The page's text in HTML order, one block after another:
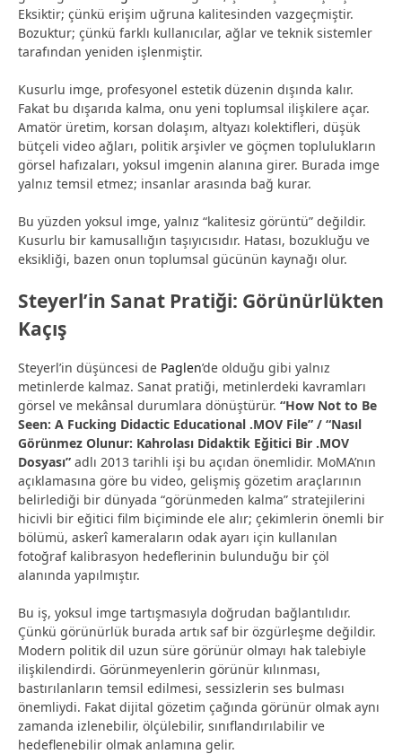
Eksiktir; çünkü erişim uğruna kalitesinden vazgeçmiştir.
Bozuktur; çünkü farklı kullanıcılar, ağlar ve teknik sistemler
tarafından yeniden işlenmiştir.
Kusurlu imge, profesyonel estetik düzenin dışında kalır.
Fakat bu dışarıda kalma, onu yeni toplumsal ilişkilere açar.
Amatör üretim, korsan dolaşım, altyazı kolektifleri, düşük
bütçeli video ağları, politik arşivler ve göçmen toplulukların
görsel hafızaları, yoksul imgenin alanına girer. Burada imge
yalnız temsil etmez; insanlar arasında bağ kurar.
Bu yüzden yoksul imge, yalnız “kalitesiz görüntü” değildir.
Kusurlu bir kamusallığın taşıyıcısıdır. Hatası, bozukluğu ve
eksikliği, bazen onun toplumsal gücünün kaynağı olur.
Steyerl’in Sanat Pratiği: Görünürlükten
Kaçış
Steyerl’in düşüncesi de Paglen’de olduğu gibi yalnız
metinlerde kalmaz. Sanat pratiği, metinlerdeki kavramları
görsel ve mekânsal durumlara dönüştürür. “How Not to Be
Seen: A Fucking Didactic Educational .MOV File” / “Nasıl
Görünmez Olunur: Kahrolası Didaktik Eğitici Bir .MOV
Dosyası” adlı 2013 tarihli işi bu açıdan önemlidir. MoMA’nın
açıklamasına göre bu video, gelişmiş gözetim araçlarının
belirlediği bir dünyada “görünmeden kalma” stratejilerini
hicivli bir eğitici film biçiminde ele alır; çekimlerin önemli bir
bölümü, askerî kameraların odak ayarı için kullanılan
fotoğraf kalibrasyon hedeflerinin bulunduğu bir çöl
alanında yapılmıştır.
Bu iş, yoksul imge tartışmasıyla doğrudan bağlantılıdır.
Çünkü görünürlük burada artık saf bir özgürleşme değildir.
Modern politik dil uzun süre görünür olmayı hak talebiyle
ilişkilendirdi. Görünmeyenlerin görünür kılınması,
bastırılanların temsil edilmesi, sessizlerin ses bulması
önemliydi. Fakat dijital gözetim çağında görünür olmak aynı
zamanda izlenebilir, ölçülebilir, sınıflandırılabilir ve
hedeflenebilir olmak anlamına gelir.